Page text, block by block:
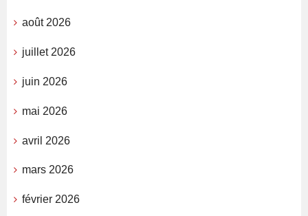
août 2026
juillet 2026
juin 2026
mai 2026
avril 2026
mars 2026
février 2026